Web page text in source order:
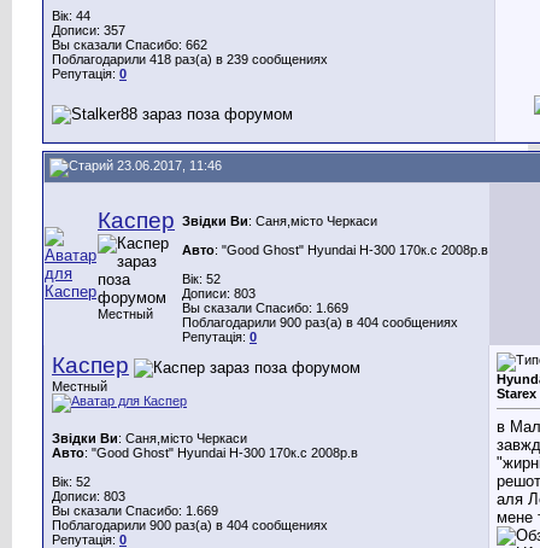
Вік: 44
Дописи: 357
Вы сказали Спасибо: 662
Поблагодарили 418 раз(а) в 239 сообщениях
Репутація: 0
23.06.2017, 11:46
Каспер
Местный
Звідки Ви: Саня,місто Черкаси
Авто: "Good Ghost" Hyundai H-300 170к.с 2008р.в
Вік: 52
Дописи: 803
Вы сказали Спасибо: 1.669
Поблагодарили 900 раз(а) в 404 сообщениях
Репутація: 0
Каспер
Местный
Звідки Ви: Саня,місто Черкаси
Авто: "Good Ghost" Hyundai H-300 170к.с 2008р.в
Вік: 52
Дописи: 803
Вы сказали Спасибо: 1.669
Поблагодарили 900 раз(а) в 404 сообщениях
Репутація: 0
Starex
в
аля
мене